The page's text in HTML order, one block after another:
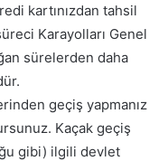
kartınızdan tahsil
Karayolları Genel
sürelerden daha
geçiş yapmanız
Kaçak geçiş
gibi) ilgili devlet